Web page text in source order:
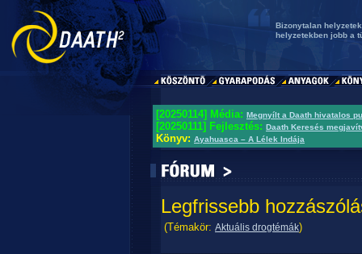
Bizonytalan
helyzetekben jobb a
[20250114] Média: Megnyílt a Daath hivatalos
[20250111] Fejlesztés: Daath Keresés
Könyv: Ayahuasca – A Lélek Indája
Legfrissebb
(Témakör: Aktuális drogtémák)